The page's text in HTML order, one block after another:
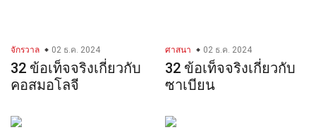
จักรวาล 02 ธ.ค. 2024
32 ข้อเท็จจริงเกี่ยวกับ
คอสมอโลจี
ศาสนา 02 ธ.ค. 2024
32 ข้อเท็จจริงเกี่ยวกับ
ซาเบียน